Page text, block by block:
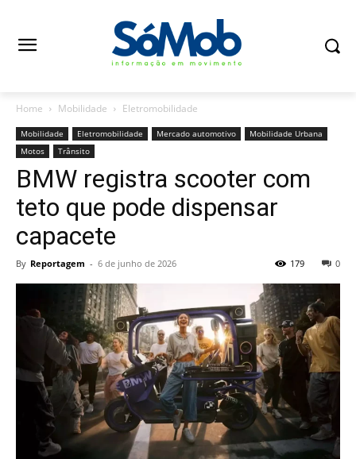
Home Mobilidade Eletromobilidade
Mobilidade Eletromobilidade Mercado automotivo
Mobilidade Urbana
Motos
Trânsito
BMW registra scooter com
teto que pode dispensar
capacete
By Reportagem - 6 de junho de 2026 0
179